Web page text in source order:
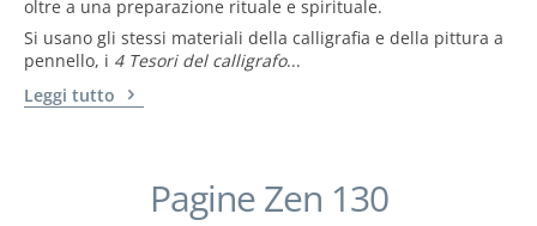
oltre a una preparazione rituale e spirituale.
Si usano gli stessi materiali della calligrafia e della pittura a
pennello, i 4 Tesori del calligrafo...
Leggi tutto
Pagine Zen 130